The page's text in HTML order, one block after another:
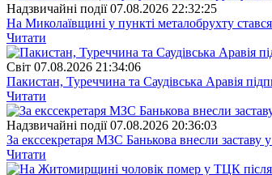
Надзвичайні події 07.08.2026 22:32:25
На Миколаївщині у пункті металобрухту
Читати
Свiт 07.08.2026 21:34:06
Пакистан, Туреччина та Саудівська Аравія
Читати
Надзвичайні події 07.08.2026 20:36:03
За екссекретаря МЗС Банькова внесли заставу
Читати